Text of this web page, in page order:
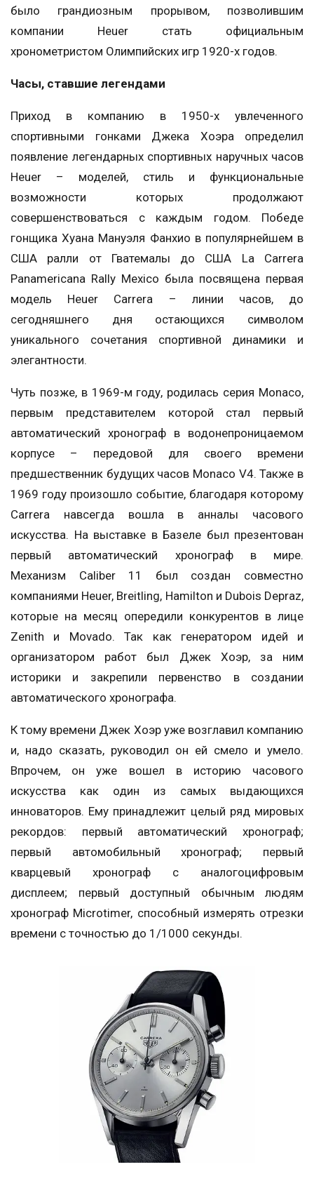
было грандиозным прорывом, позволившим
компании Heuer стать официальным
хронометристом Олимпийских игр 1920-х годов.
Часы, ставшие легендами
Приход в компанию в 1950-х увлеченного
спортивными гонками Джека Хоэра определил
появление легендарных спортивных наручных часов
Heuer – моделей, стиль и функциональные
возможности которых продолжают
совершенствоваться с каждым годом. Победе
гонщика Хуана Мануэля Фанхио в популярнейшем в
США ралли от Гватемалы до США La Carrera
Panamericana Rally Mexico была посвящена первая
модель Heuer Carrera – линии часов, до
сегодняшнего дня остающихся символом
уникального сочетания спортивной динамики и
элегантности.
Чуть позже, в 1969-м году, родилась серия Monaco,
первым представителем которой стал первый
автоматический хронограф в водонепроницаемом
корпусе – передовой для своего времени
предшественник будущих часов Monaco V4. Также в
1969 году произошло событие, благодаря которому
Carrera навсегда вошла в анналы часового
искусства. На выставке в Базеле был презентован
первый автоматический хронограф в мире.
Механизм Caliber 11 был создан совместно
компаниями Heuer, Breitling, Hamilton и Dubois Depraz,
которые на месяц опередили конкурентов в лице
Zenith и Movado. Так как генератором идей и
организатором работ был Джек Хоэр, за ним
историки и закрепили первенство в создании
автоматического хронографа.
К тому времени Джек Хоэр уже возглавил компанию
и, надо сказать, руководил он ей смело и умело.
Впрочем, он уже вошел в историю часового
искусства как один из самых выдающихся
инноваторов. Ему принадлежит целый ряд мировых
рекордов: первый автоматический хронограф;
первый автомобильный хронограф; первый
кварцевый хронограф с аналогоцифровым
дисплеем; первый доступный обычным людям
хронограф Microtimer, способный измерять отрезки
времени с точностью до 1/1000 секунды.